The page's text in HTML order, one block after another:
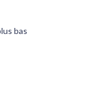
bas